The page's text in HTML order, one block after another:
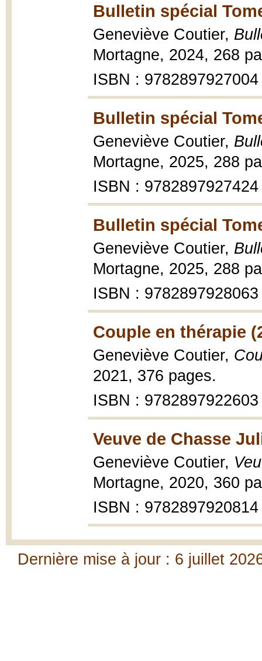
Bulletin spécial
Geneviève Coutier,
Mortagne, 2024, 268
ISBN : 9782897927004
Bulletin spécial
Geneviève Coutier,
Mortagne, 2025, 288
ISBN : 9782897927424
Bulletin spécial
Geneviève Coutier,
Mortagne, 2025, 288
ISBN : 9782897928063
Couple en thérapie
Geneviève Coutier,
2021, 376 pages.
ISBN : 9782897922603
Veuve de Chasse
Geneviève Coutier,
Mortagne, 2020, 360
ISBN : 9782897920814
Dernière mise à jour : 6 juillet